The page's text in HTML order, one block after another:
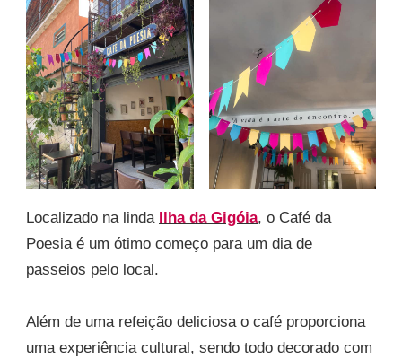
Localizado na linda Ilha da Gigóia, o Café da
Poesia é um ótimo começo para um dia de
passeios pelo local.
Além de uma refeição deliciosa o café proporciona
uma experiência cultural, sendo todo decorado com